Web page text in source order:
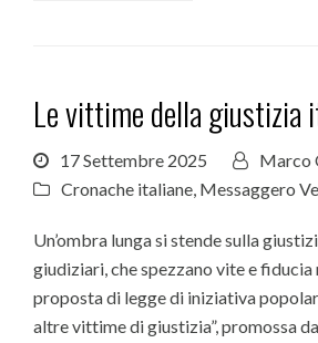
Le vittime della giustizia
17 Settembre 2025
Marco
Cronache italiane, Messaggero
Un’ombra lunga si stende sulla
giudiziari, che spezzano vite e fiducia
proposta di legge di iniziativa
altre vittime di giustizia”, promossa